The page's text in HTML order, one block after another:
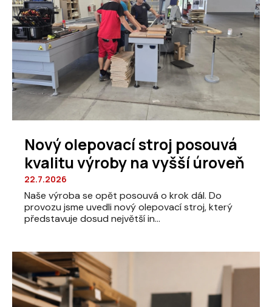
Nový olepovací stroj posouvá
kvalitu výroby na vyšší úroveň
22.7.2026
Naše výroba se opět posouvá o krok dál. Do
provozu jsme uvedli nový olepovací stroj, který
představuje dosud největší in...